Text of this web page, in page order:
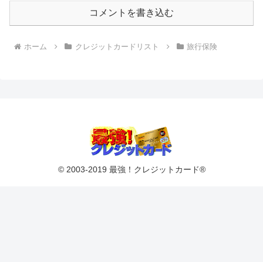
コメントを書き込む
ホーム クレジットカードリスト 旅行保険
© 2003-2019 最強！クレジットカード®